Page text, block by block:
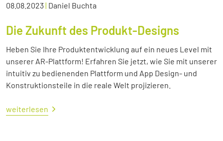
08.08.2023| Daniel Buchta
Die Zukunft des Produkt-Designs
Heben Sie Ihre Produktentwicklung auf ein neues Level mit
unserer AR-Plattform! Erfahren Sie jetzt, wie Sie mit unserer
intuitiv zu bedienenden Plattform und App Design- und
Konstruktionsteile in die reale Welt projizieren.
weiterlesen